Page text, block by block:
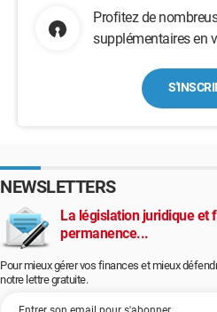
Profitez de
supplémentaires en
NEWSLETTERS
La législation juridique et
permanence...
Pour mieux gérer vos finances et mieux
notre lettre gratuite.